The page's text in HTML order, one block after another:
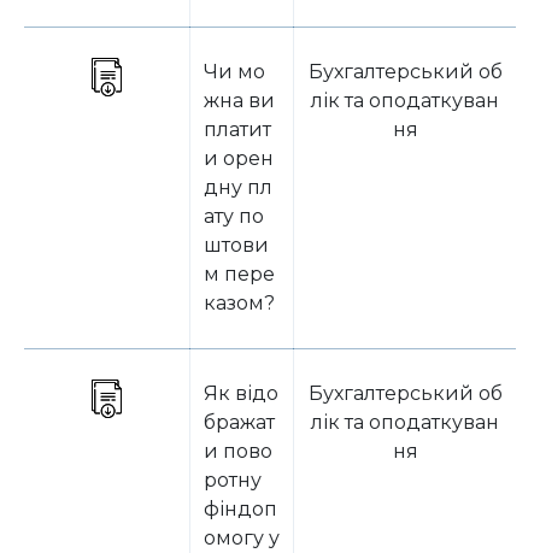
Чи мо
жна ви
платит
и орен
дну пл
ату по
штови
м пере
казом?
Бухгалтерський об
лік та оподаткуван
ня
Як відо
бражат
и пово
ротну
фіндоп
омогу у
Бухгалтерський об
лік та оподаткуван
ня